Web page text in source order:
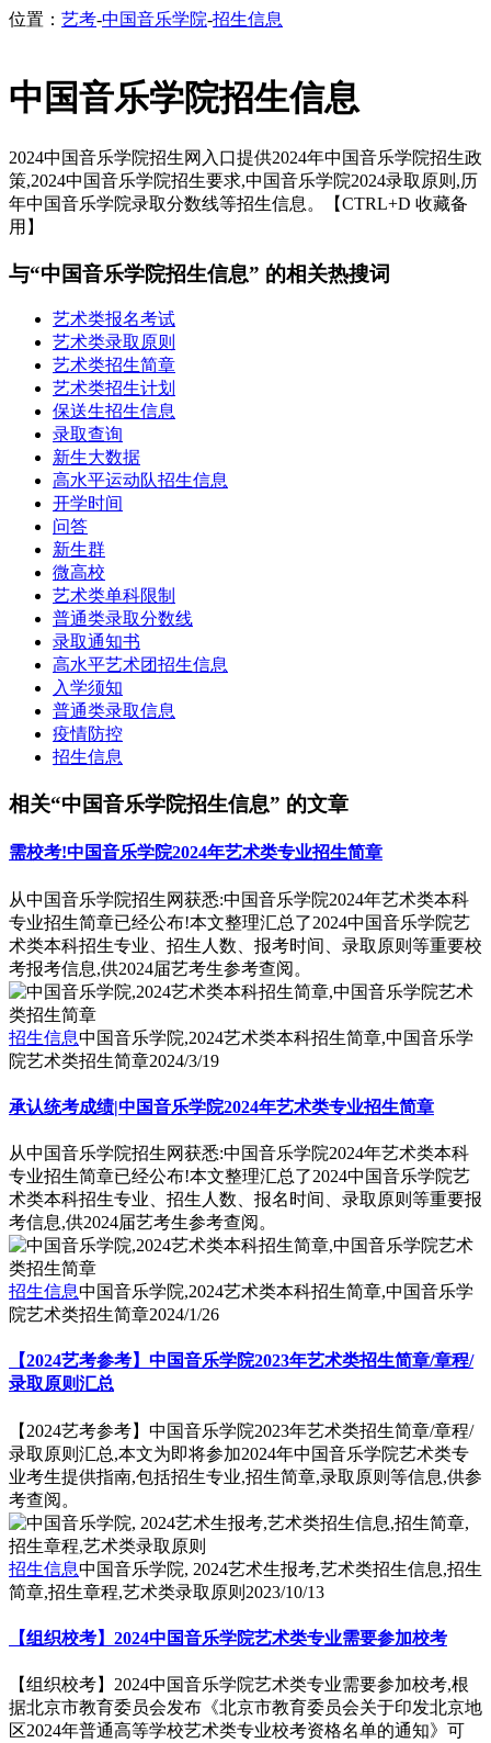
位置： 艺考-中国音乐学院-招生信息
中国音乐学院招生信息
2024中国音乐学院招生网入口提供2024年中国音乐学院招生政
策,2024中国音乐学院招生要求,中国音乐学院2024录取原则,历
年中国音乐学院录取分数线等招生信息。【CTRL+D 收藏备
用】
与“中国音乐学院招生信息” 的相关热搜词
艺术类报名考试
艺术类录取原则
艺术类招生简章
艺术类招生计划
保送生招生信息
录取查询
新生大数据
高水平运动队招生信息
开学时间
问答
新生群
微高校
艺术类单科限制
普通类录取分数线
录取通知书
高水平艺术团招生信息
入学须知
普通类录取信息
疫情防控
招生信息
相关“中国音乐学院招生信息” 的文章
需校考!中国音乐学院2024年艺术类专业招生简章
从中国音乐学院招生网获悉:中国音乐学院2024年艺术类本科
专业招生简章已经公布!本文整理汇总了2024中国音乐学院艺
术类本科招生专业、招生人数、报考时间、录取原则等重要校
考报考信息,供2024届艺考生参考查阅。
招生信息中国音乐学院,2024艺术类本科招生简章,中国音乐学
院艺术类招生简章2024/3/19
承认统考成绩|中国音乐学院2024年艺术类专业招生简章
从中国音乐学院招生网获悉:中国音乐学院2024年艺术类本科
专业招生简章已经公布!本文整理汇总了2024中国音乐学院艺
术类本科招生专业、招生人数、报名时间、录取原则等重要报
考信息,供2024届艺考生参考查阅。
招生信息中国音乐学院,2024艺术类本科招生简章,中国音乐学
院艺术类招生简章2024/1/26
【2024艺考参考】中国音乐学院2023年艺术类招生简章/章程/
录取原则汇总
【2024艺考参考】中国音乐学院2023年艺术类招生简章/章程/
录取原则汇总,本文为即将参加2024年中国音乐学院艺术类专
业考生提供指南,包括招生专业,招生简章,录取原则等信息,供参
考查阅。
招生信息中国音乐学院, 2024艺术生报考,艺术类招生信息,招生
简章,招生章程,艺术类录取原则 2023/10/13
【组织校考】2024中国音乐学院艺术类专业需要参加校考
【组织校考】2024中国音乐学院艺术类专业需要参加校考,根
据北京市教育委员会发布《北京市教育委员会关于印发北京地
区2024年普通高等学校艺术类专业校考资格名单的通知》可